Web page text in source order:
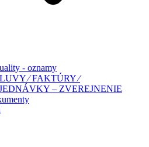
- oznamy
⁄ FAKTÚRY ⁄
– ZVEREJNENIE